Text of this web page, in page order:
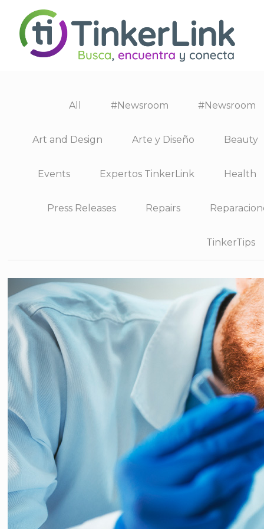
All #Newsroom #Newsroom
Art and Design Arte y Diseño Beauty
Events Expertos TinkerLink Health
Press Releases Repairs
TinkerTips